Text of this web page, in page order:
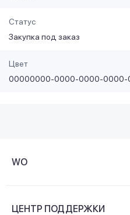
Статус
Закупка под заказ
Цвет
00000000-0000-0000-0000-
WO
ЦЕНТР ПОДДЕРЖКИ